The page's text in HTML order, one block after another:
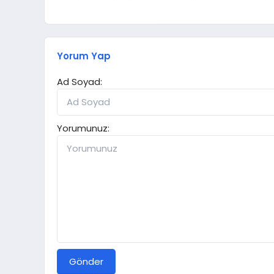
Yorum Yap
Ad Soyad:
Yorumunuz:
Gönder